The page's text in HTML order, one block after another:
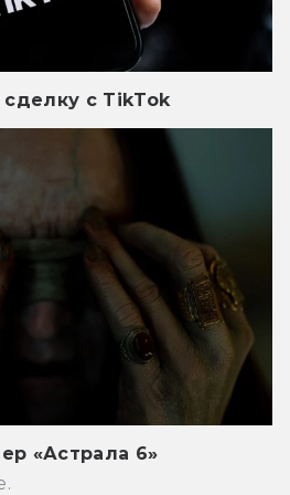
с TikTok
«Астрала 6»